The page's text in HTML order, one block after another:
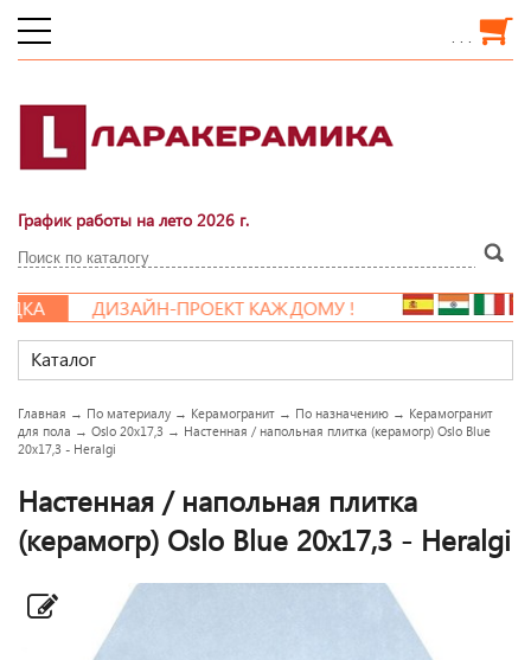
. . .
График работы на лето 2026 г.
ДИЗАЙН-ПРОЕКТ КАЖДОМУ !
Каталог
Главная → По материалу → Керамогранит → По назначению → Керамогранит
для пола → Oslo 20x17,3 → Настенная / напольная плитка (керамогр) Oslo Blue
20x17,3 - Heralgi
Настенная / напольная плитка
(керамогр) Oslo Blue 20x17,3 - Heralgi